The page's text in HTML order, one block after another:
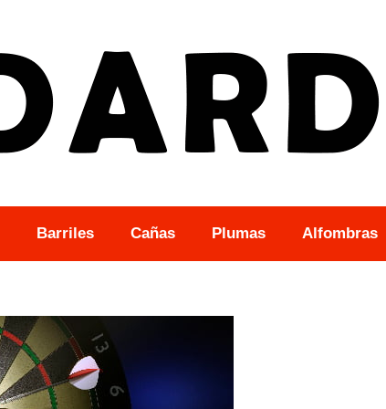
Barriles Cañas Plumas Alfombras